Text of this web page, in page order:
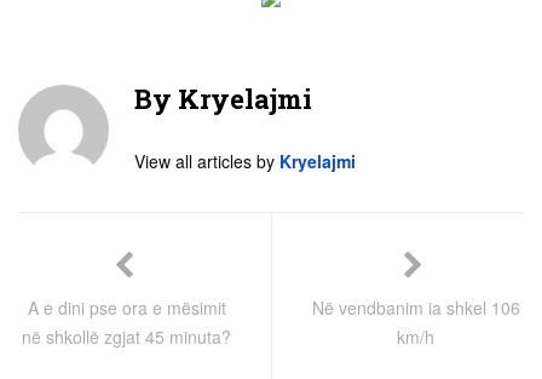
By Kryelajmi
View all articles by Kryelajmi
A e dini pse ora e mësimit
në shkollë zgjat 45 minuta?
Në vendbanim ia shkel 106
km/h